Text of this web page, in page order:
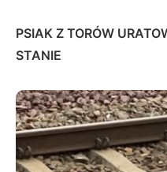
PSIAK Z TORÓW
STANIE